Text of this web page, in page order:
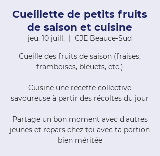
Cueillette de petits fruits
de saison et cuisine
jeu. 10 juill.
  |
CJE Beauce-Sud
Cueille des fruits de saison (fraises,
framboises, bleuets, etc.)
Cuisine une recette collective
savoureuse à partir des récoltes du jour
Partage un bon moment avec d'autres
jeunes et repars chez toi avec ta portion
bien méritée